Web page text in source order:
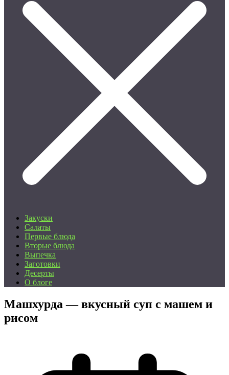
Закуски
Салаты
Первые блюда
Вторые блюда
Выпечка
Заготовки
Десерты
О блоге
Машхурда — вкусный суп с машем и
рисом